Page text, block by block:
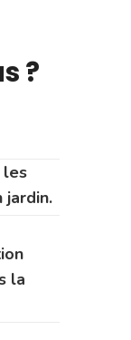
?
les
jardin.
la